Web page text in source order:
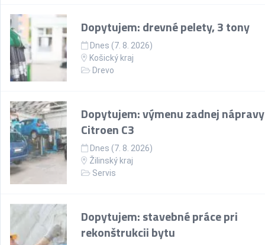
Dopytujem: drevné pelety, 3 tony
Dnes (7. 8. 2026)
Košický kraj
Drevo
Dopytujem: výmenu zadnej
Citroen C3
Dnes (7. 8. 2026)
Žilinský kraj
Servis
Dopytujem: stavebné práce pri
rekonštrukcii bytu